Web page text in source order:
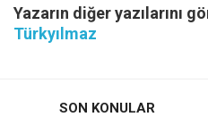
Yazarın diğer yazılarını
Türkyılmaz
SON KONULAR